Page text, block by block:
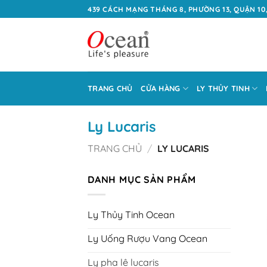
qua
439 CÁCH MẠNG THÁNG 8, PHƯỜNG 13, QUẬN
TRANG CHỦ CỬA HÀNG LY THỦY TINH
Ly Lucaris
TRANG CHỦ / LY LUCARIS
DANH MỤC SẢN PHẨM
Ly Thủy Tinh Ocean
Ly Uống Rượu Vang Ocean
Ly pha lê lucaris